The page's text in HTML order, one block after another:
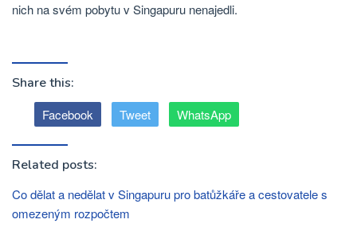
nich na svém pobytu v Singapuru nenajedli.
Share this:
Facebook Tweet WhatsApp
Related posts:
Co dělat a nedělat v Singapuru pro batůžkáře a cestovatele s
omezeným rozpočtem